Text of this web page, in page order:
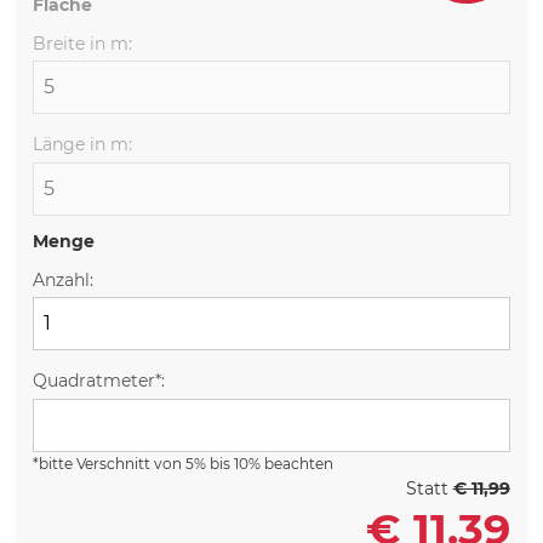
Breite in m:
Länge in m:
Menge
Anzahl:
Quadratmeter*:
*bitte Verschnitt von 5% bis 10% beachten
Statt€ 11,99
€ 11,39